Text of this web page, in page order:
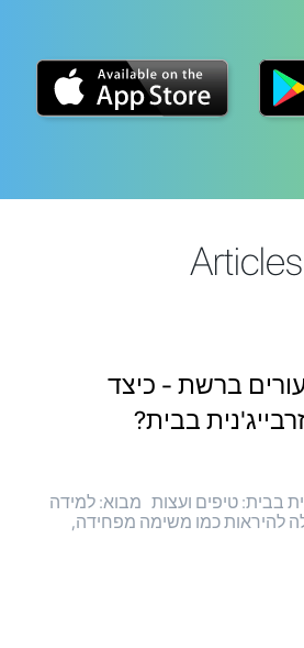
Articles
ברשת - כיצד
בבית?
בבית: טיפים ועצות מבוא: למידה
להיראות כמו משימה מפחידה,